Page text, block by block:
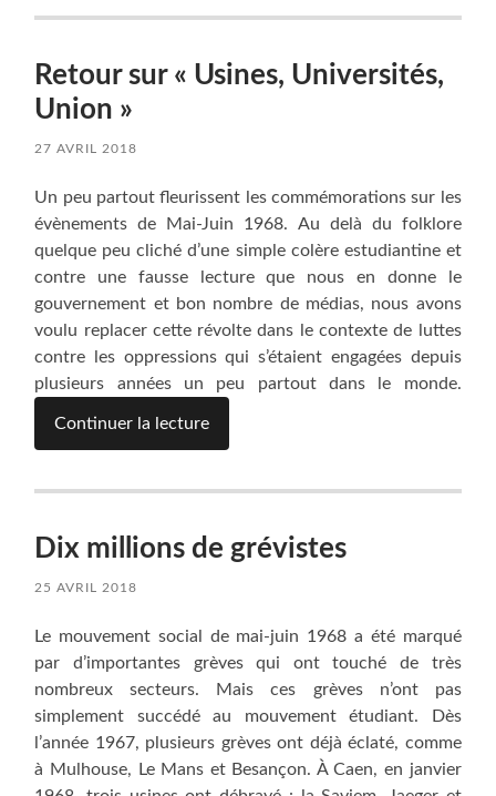
Retour sur « Usines, Universités,
Union »
27 AVRIL 2018
Un peu partout fleurissent les commémorations sur les
évènements de Mai-Juin 1968. Au delà du folklore
quelque peu cliché d’une simple colère estudiantine et
contre une fausse lecture que nous en donne le
gouvernement et bon nombre de médias, nous avons
voulu replacer cette révolte dans le contexte de luttes
contre les oppressions qui s’étaient engagées depuis
plusieurs années un peu partout dans le monde.
Continuer la lecture
Dix millions de grévistes
25 AVRIL 2018
Le mouvement social de mai-juin 1968 a été marqué
par d’importantes grèves qui ont touché de très
nombreux secteurs. Mais ces grèves n’ont pas
simplement succédé au mouvement étudiant. Dès
l’année 1967, plusieurs grèves ont déjà éclaté, comme
à Mulhouse, Le Mans et Besançon. À Caen, en janvier